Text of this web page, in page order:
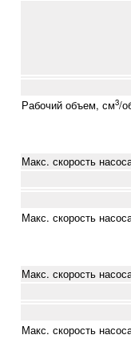
Рабочий объем, см3/
Макс. скорость
Макс. скорость
Макс. скорость
Макс. скорость